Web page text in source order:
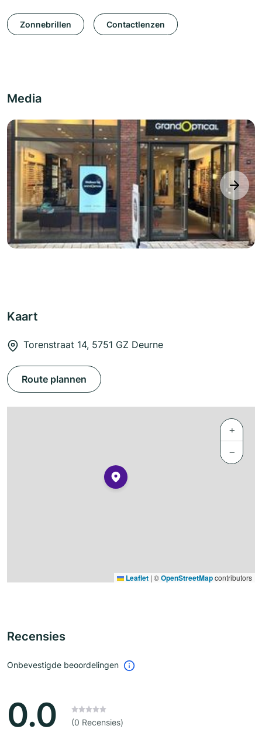
Zonnebrillen Contactlenzen
Media
next
Kaart
Torenstraat 14, 5751 GZ Deurne
Route plannen
+
−
Leaflet | ©OpenStreetMapcontributors
Recensies
Onbevestigde beoordelingen
0.0 (0 Recensies)